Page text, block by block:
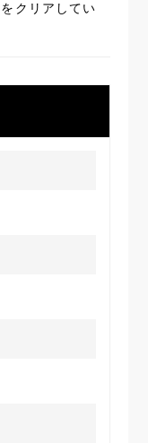
クリアしてい